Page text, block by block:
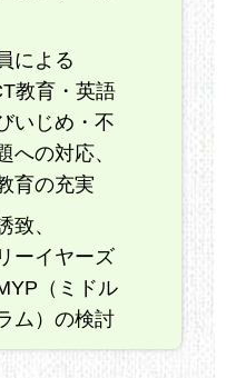
による
教育・英語
いじめ・不
への対応、
育の充実
致、
ーイヤーズ
（ミドル
ム）の検討